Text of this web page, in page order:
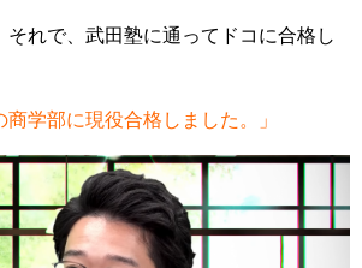
れで、武田塾に通ってドコに合格し
学部に現役合格しました。」